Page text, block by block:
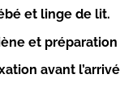
et linge de lit.
et
avant